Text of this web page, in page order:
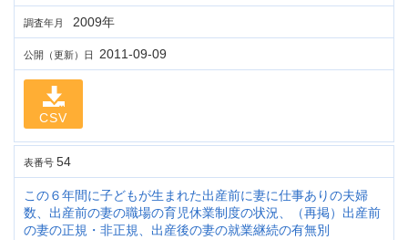
調査年月 2009年
公開（更新）日 2011-09-09
CSV
表番号 54
この６年間に子どもが生まれた出産前に妻に仕事ありの夫婦
数、出産前の妻の職場の育児休業制度の状況、（再掲）出産前
の妻の正規・非正規、出産後の妻の就業継続の有無別